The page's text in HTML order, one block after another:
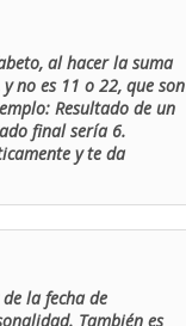
al hacer la suma
no es 11 o 22, que son
Resultado de un
final sería 6.
y te da
la fecha de
También es